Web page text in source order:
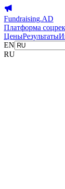
Fundraising.AD
Платформа
ЦеныРезультаты
EN
RU